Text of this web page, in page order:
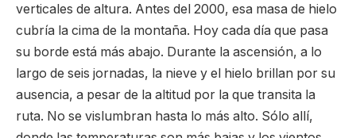
verticales de altura. Antes del 2000, esa masa de hielo
cubría la cima de la montaña. Hoy cada día que pasa
su borde está más abajo. Durante la ascensión, a lo
largo de seis jornadas, la nieve y el hielo brillan por su
ausencia, a pesar de la altitud por la que transita la
ruta. No se vislumbran hasta lo más alto. Sólo allí,